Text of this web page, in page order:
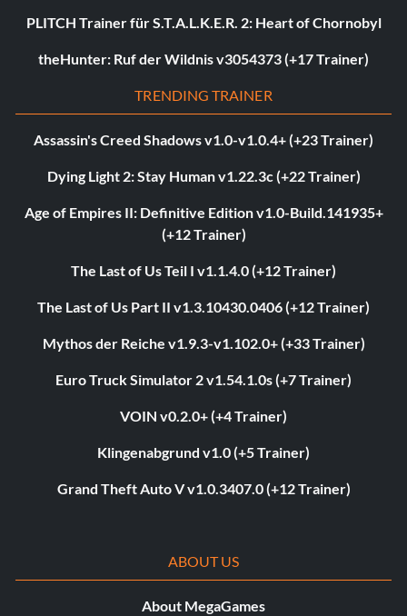
PLITCH Trainer für S.T.A.L.K.E.R. 2: Heart of Chornobyl
theHunter: Ruf der Wildnis v3054373 (+17 Trainer)
TRENDING TRAINER
Assassin's Creed Shadows v1.0-v1.0.4+ (+23 Trainer)
Dying Light 2: Stay Human v1.22.3c (+22 Trainer)
Age of Empires II: Definitive Edition v1.0-Build.141935+
(+12 Trainer)
The Last of Us Teil I v1.1.4.0 (+12 Trainer)
The Last of Us Part II v1.3.10430.0406 (+12 Trainer)
Mythos der Reiche v1.9.3-v1.102.0+ (+33 Trainer)
Euro Truck Simulator 2 v1.54.1.0s (+7 Trainer)
VOIN v0.2.0+ (+4 Trainer)
Klingenabgrund v1.0 (+5 Trainer)
Grand Theft Auto V v1.0.3407.0 (+12 Trainer)
ABOUT US
About MegaGames